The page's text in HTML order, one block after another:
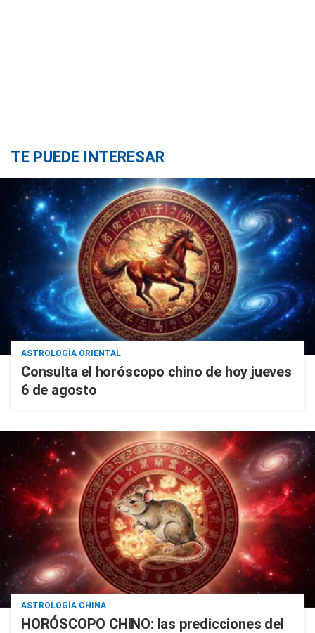
TE PUEDE INTERESAR
ASTROLOGÍA ORIENTAL
Consulta el horóscopo chino de hoy jueves
6 de agosto
ASTROLOGÍA CHINA
HORÓSCOPO CHINO: las predicciones del